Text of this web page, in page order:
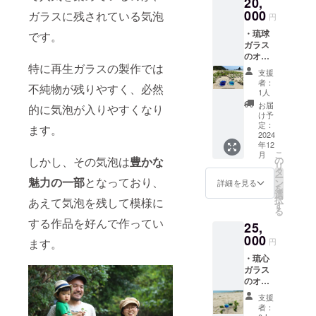
ガラスに残されている気泡
です。
特に再生ガラスの製作では
不純物が残りやすく、必然
的に気泡が入りやすくなり
ます。
しかし、その気泡は豊かな
魅力の一部となっており、
あえて気泡を残して模様に
する作品を好んで作ってい
ます。
方法〉
詳細は
メール
で連絡
致しま
す。
〈店舗
の詳
細〉 沖
縄県名
護市天
仁屋
（詳細
な住所
は後日
にて共
有しま
名護市
天仁屋
〈支援
者様の
交通費
や滞在
費〉 支
援者様
の交通
費、滞
在費は
各自で
ご負担
をお願
い致し
ます。
方法〉
詳細は
メール
で連絡
致しま
す。
〈店舗
の詳
球ガラ
スつく
り体
験 3名
様分 ※
体験は
ご本人
様でな
くても
ご利用
いただ
けま
す。
〈日
時〉24
年12月
沖縄県
名護市
天仁屋
〈支援
者様の
交通費
や滞在
費〉 支
000 円
・琉球
ガラス
のオリ
ジナル
グラ
ス 2つ
〈商品
詳細〉
直径
6.5cm
高さ
8.5cm
・建設
予定の
琉球ガ
ラス工
て、 琉
球ガラ
スつく
り体
験 2名
様分 ※
体験は
ご本人
支援
者：
1人
お届
け予
定：
2024
年12
月
詳細を見る
こ
の
リ
タ
ー
ン
を
選
択
す
る
25,
000 円
︎・琉心
ガラス
のオリ
ジナル
グラ支援
者：